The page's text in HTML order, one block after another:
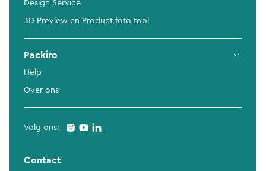
Design Service
3D Preview en Product foto tool
Packiro
Help
Over ons
Volg ons:
Contact